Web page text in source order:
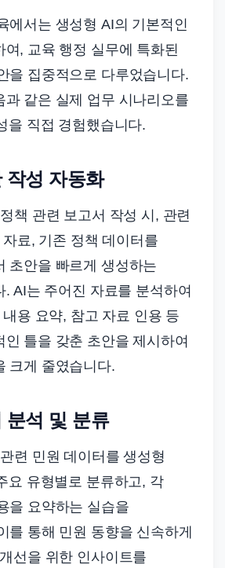
에서는 생성형 AI의 기본적인
여, 교육 행정 실무에 특화된
을 집중적으로 다루었습니다.
과 같은 실제 업무 시나리오를
을 직접 경험했습니다.
작성 자동화
책 관련 보고서 작성 시, 관련
료, 기존 정책 데이터를
초안을 빠르게 생성하는
. AI는 주어진 자료를 분석하여
용 요약, 참고 자료 인용 등
인 틀을 갖춘 초안을 제시하여
크게 줄였습니다.
분석 및 분류
련 민원 데이터를 생성형
요 유형별로 분류하고, 각
을 요약하는 실습을
를 통해 민원 동향을 신속하게
선을 위한 인사이트를